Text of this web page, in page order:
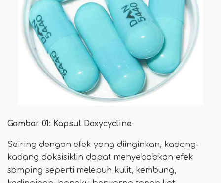
Gambar 01: Kapsul Doxycycline
Seiring dengan efek yang diinginkan, kadang-
kadang doksisiklin dapat menyebabkan efek
samping seperti melepuh kulit, kembung,